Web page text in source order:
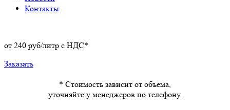
Контакты
от 240 руб/литр с НДС*
Заказать
* Стоимость зависит от объема,
уточняйте у менеджеров по телефону.